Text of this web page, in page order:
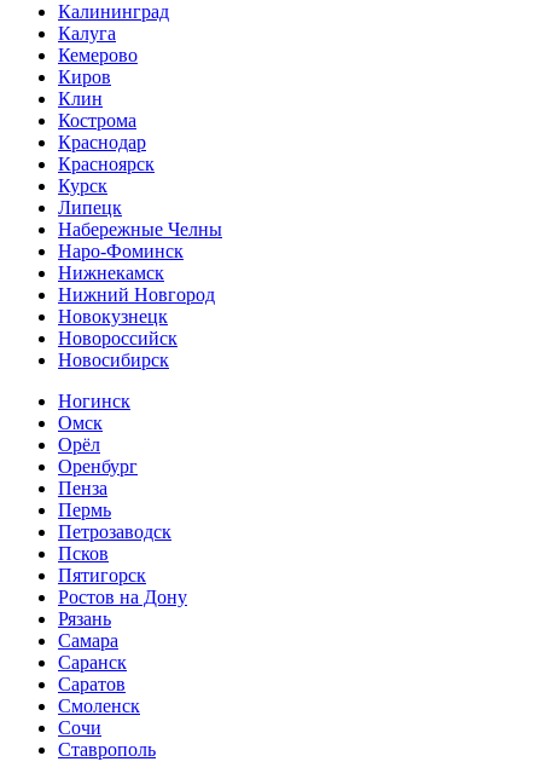
Калининград
Калуга
Кемерово
Киров
Клин
Кострома
Краснодар
Красноярск
Курск
Липецк
Набережные Челны
Наро-Фоминск
Нижнекамск
Нижний Новгород
Новокузнецк
Новороссийск
Новосибирск
Ногинск
Омск
Орёл
Оренбург
Пенза
Пермь
Петрозаводск
Псков
Пятигорск
Ростов на Дону
Рязань
Самара
Саранск
Саратов
Смоленск
Сочи
Ставрополь